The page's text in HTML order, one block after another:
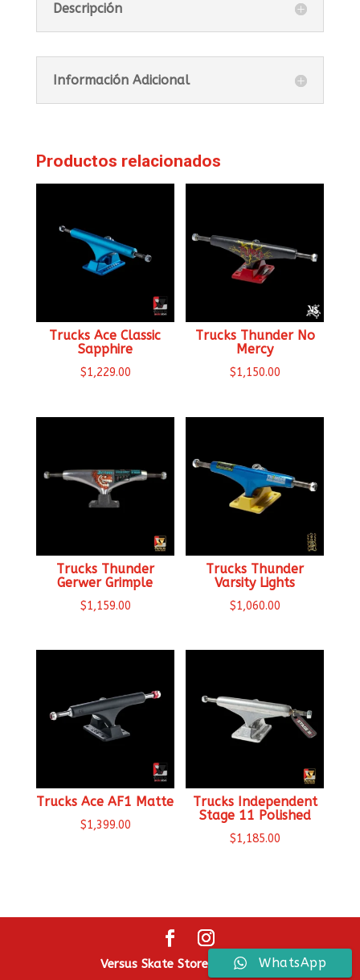
Descripción
Información Adicional
Productos relacionados
Trucks Ace Classic
Sapphire
$1,229.00
Trucks Thunder No
Mercy
$1,150.00
Trucks Thunder
Gerwer Grimple
$1,159.00
Trucks Thunder
Varsity Lights
$1,060.00
Trucks Ace AF1 Matte
$1,399.00
Trucks Independent
Stage 11 Polished
$1,185.00
Versus Skate Store ® 2026.WhatsApp